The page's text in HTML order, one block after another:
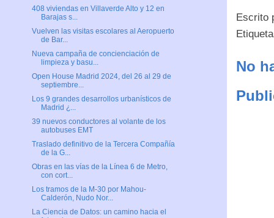
Escrito
No
408 viviendas en Villaverde Alto y 12 en
Barajas s...
Vuelven las visitas escolares al Aeropuerto
de Bar...
Nueva campaña de concienciación de
limpieza y basu...
Open House Madrid 2024, del 26 al 29 de
septiembre...
Los 9 grandes desarrollos urbanísticos de
Madrid ¿...
39 nuevos conductores al volante de los
autobuses EMT
Traslado definitivo de la Tercera Compañía
de la G...
Obras en las vías de la Línea 6 de Metro,
con cort...
Los tramos de la M-30 por Mahou-
Calderón, Nudo Nor...
La Ciencia de Datos: un camino hacia el